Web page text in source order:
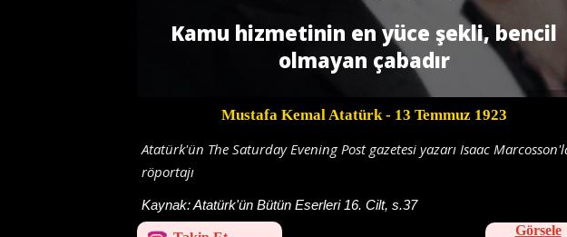
Kamu hizmetinin en yüce şekli, bencil
olmayan çabadır
Mustafa Kemal Atatürk- 13 Temmuz 1923
Atatürk'ün The Saturday Evening Post gazetesi yazarı Isaac
röportajı
Kaynak:Atatürk'ün Bütün Eserleri 16. Cilt, s.37
Görsele